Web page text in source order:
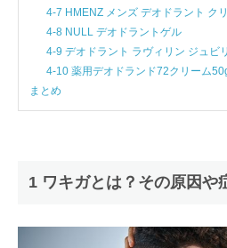
4-7 HMENZ メンズ デオドラント ク
4-8 NULL デオドラントゲル
4-9 デオドラント ラヴィリン ジュビ
4-10 薬用デオドランド72クリーム
まとめ
1 ワキガとは？その原因や